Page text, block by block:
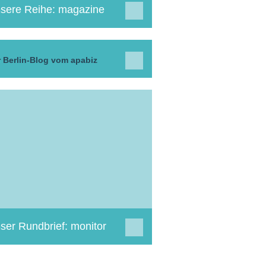
Reihe: magazine
Berlin-Blog vom apabiz
Rundbrief: monitor